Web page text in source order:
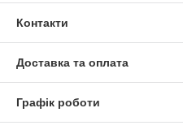
Контакти
Доставка та оплата
Графік роботи